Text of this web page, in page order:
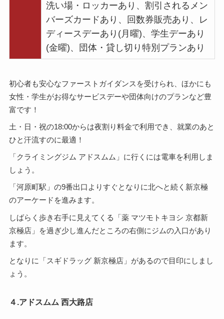
洗い場・ロッカーあり、割引されるメン
バーズカードあり、回数券販売あり、レ
ディースデーあり(月曜)、学生デーあり
(金曜)、団体・貸し切り特別プランあり
初心者も安心なファーストガイダンスを受けられ、ほかにも
女性・学生がお得なサービスデーや団体向けのプランなど豊
富です！
土・日・祝の18:00からは夜割り料金で利用でき、就業のあと
ひと汗流すのに最適！
「クライミングジム アドスムム」に行くには電車を利用しま
しょう。
「河原町駅」の9番出口よりすぐとなりに北へと続く新京極
のアーケードを進みます。
しばらく歩き右手に見えてくる「薬 マツモトキヨシ 京都新
京極店」を過ぎ少し進んだところの右側にジムの入口があり
ます。
となりに「スギドラッグ 新京極店」があるので目印にしまし
ょう。
４.アドスムム 西大路店